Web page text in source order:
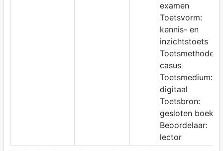
examen
Toetsvorm:
kennis- en
inzichtstoets
Toetsmethode:
casus
Toetsmedium:
digitaal
Toetsbron:
gesloten boek
Beoordelaar:
lector